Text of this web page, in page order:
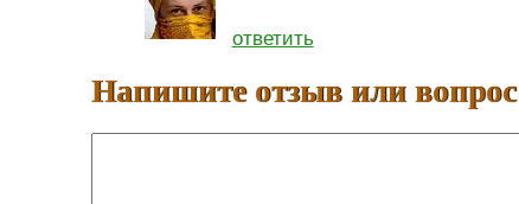
ответить
Напишите отзыв или вопрос